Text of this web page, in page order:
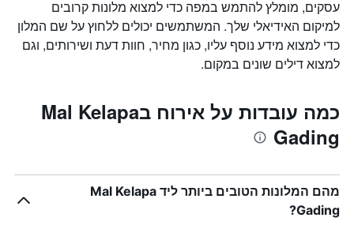
עסקים, מומלץ להתמש במפה כדי למצוא מלונות קרובים
למיקום האידיאלי שלך. המשתמשים יכולים ללחוץ על שם המלון
כדי למצוא מידע נוסף עליו, כגון מחיר, חוות דעת ושירותים, וגם
למצוא דילים שונים במקום.
כמה עובדות על אירוח בMal Kelapa
Gading
מהם המלונות הטובים ביותר ליד Mal Kelapa
Gading?